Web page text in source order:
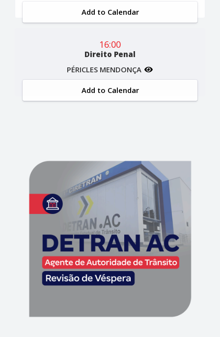
Add to Calendar
16:00
Direito Penal
PÉRICLES MENDONÇA
Add to Calendar